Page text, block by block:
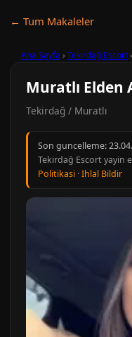
← Tum Makaleler
Ana Sayfa › Tekirdağ Escort›
Muratlı Elden
Tekirdağ / Muratlı
Son guncelleme:
Tekirdağ Escort yayin
Politikasi ·Ihlal Bildir